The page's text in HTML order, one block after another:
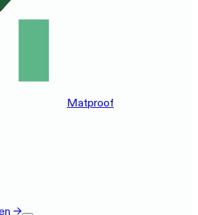
Matproof
→